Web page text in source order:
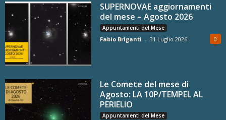
SUPERNOVAE aggiornamenti
del mese – Agosto 2026
Appuntamenti del Mese
Fabio Briganti - 31 Luglio 2026 0
Le Comete del mese di
Agosto: LA 10P/TEMPEL AL
PERIELIO
Appuntamenti del Mese